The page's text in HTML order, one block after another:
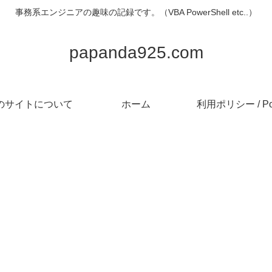
事務系エンジニアの趣味の記録です。（VBA PowerShell etc..）
papanda925.com
サイトについて ホーム 利用ポリシー /